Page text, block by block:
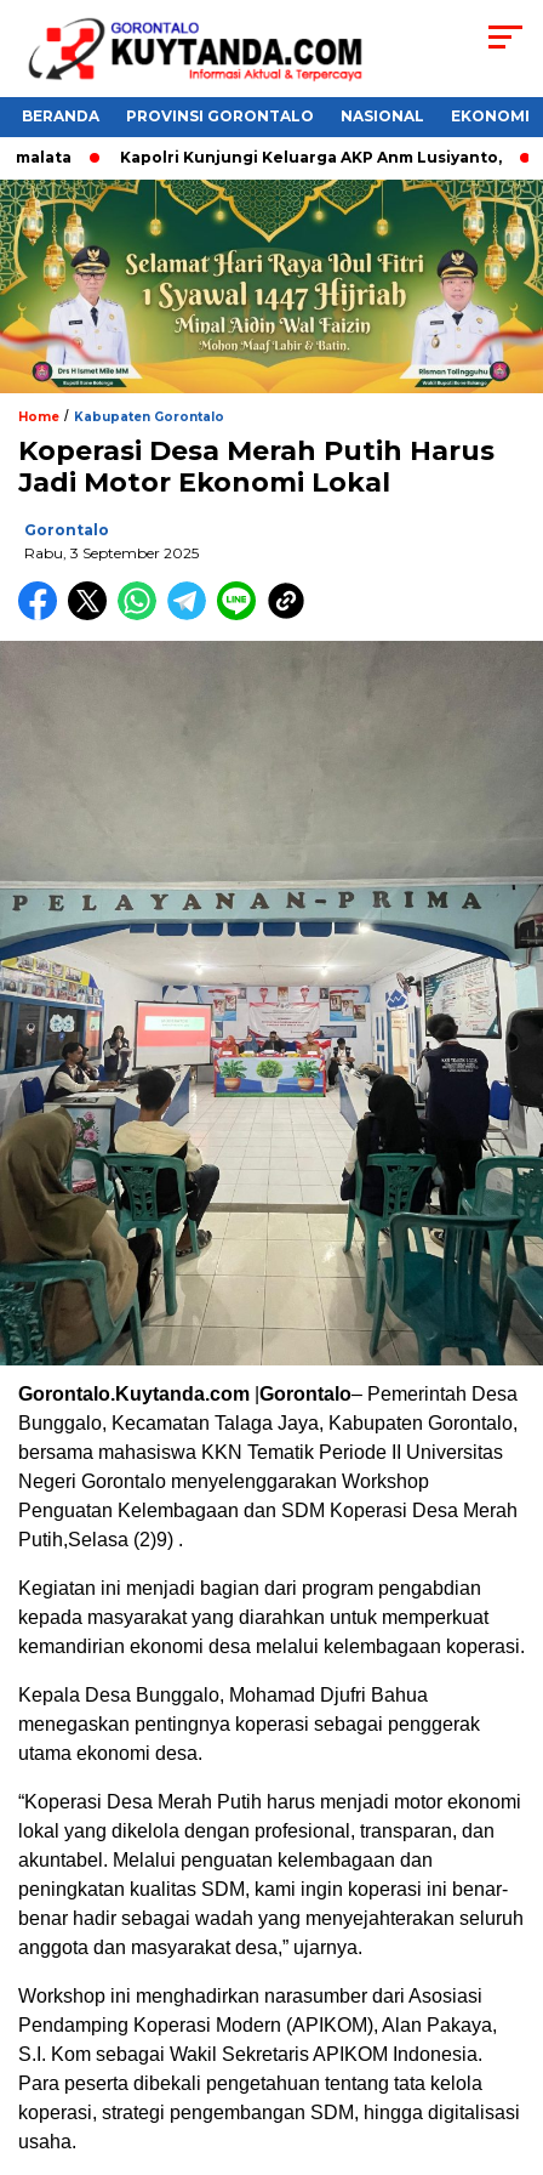
BERANDA PROVINSI GORONTALO NASIONAL EKONOMI
Kapolri Kunjungi Keluarga AKP Anm Lusiyanto,
Home / Kabupaten Gorontalo
Koperasi Desa Merah Putih Harus
Jadi Motor Ekonomi Lokal
Gorontalo
Rabu, 3 September 2025
Gorontalo.Kuytanda.com Gorontalo– Pemerintah Desa
Bunggalo, Kecamatan Talaga Jaya, Kabupaten Gorontalo,
bersama mahasiswa KKN Tematik Periode II Universitas
Negeri Gorontalo menyelenggarakan Workshop
Penguatan Kelembagaan dan SDM Koperasi Desa Merah
Putih,Selasa (2)9) .
Kegiatan ini menjadi bagian dari program pengabdian
kepada masyarakat yang diarahkan untuk memperkuat
kemandirian ekonomi desa melalui kelembagaan koperasi.
Kepala Desa Bunggalo, Mohamad Djufri Bahua
menegaskan pentingnya koperasi sebagai penggerak
utama ekonomi desa.
“Koperasi Desa Merah Putih harus menjadi motor ekonomi
lokal yang dikelola dengan profesional, transparan, dan
akuntabel. Melalui penguatan kelembagaan dan
peningkatan kualitas SDM, kami ingin koperasi ini benar-
benar hadir sebagai wadah yang menyejahterakan seluruh
anggota dan masyarakat desa,” ujarnya.
Workshop ini menghadirkan narasumber dari Asosiasi
Pendamping Koperasi Modern (APIKOM), Alan Pakaya,
S.I. Kom sebagai Wakil Sekretaris APIKOM Indonesia.
Para peserta dibekali pengetahuan tentang tata kelola
koperasi, strategi pengembangan SDM, hingga digitalisasi
usaha.